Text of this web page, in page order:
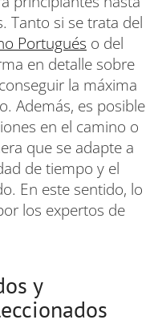
Tanto si se trata del
Portugués o del
en detalle sobre
la máxima
Además, es posible
en el camino o
que se adapte a
de tiempo y el
En este sentido, lo
los expertos de
y